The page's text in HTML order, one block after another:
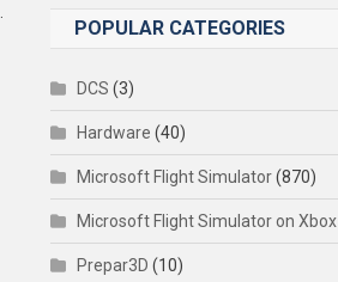
POPULAR CATEGORIES
DCS (3)
Hardware (40)
Microsoft Flight Simulator(870)
Microsoft Flight Simulator on Xbox
Prepar3D (10)